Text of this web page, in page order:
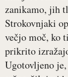
zanikamo, jih
Strokovnjaki
večjo moč, ko
prikrito
Ugotovljeno je,